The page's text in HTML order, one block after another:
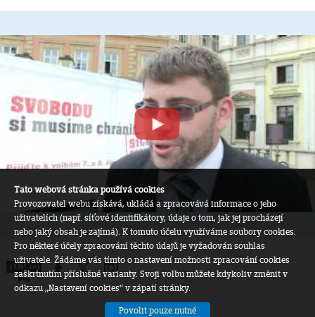
Tato webová stránka používá cookies
Provozovatel webu získává, ukládá a zpracovává informace o jeho
uživatelích (např. síťové identifikátory, údaje o tom, jak jej procházejí
nebo jaký obsah je zajímá). K tomuto účelu využíváme soubory cookies.
Pro některé účely zpracování těchto údajů je vyžadován souhlas
uživatele. Žádáme vás tímto o nastavení možnosti zpracování cookies
zaškrtnutím příslušné varianty. Svoji volbu můžete kdykoliv změnit v
odkazu „Nastavení cookies“ v zápatí stránky.
Povolit pouze nutné